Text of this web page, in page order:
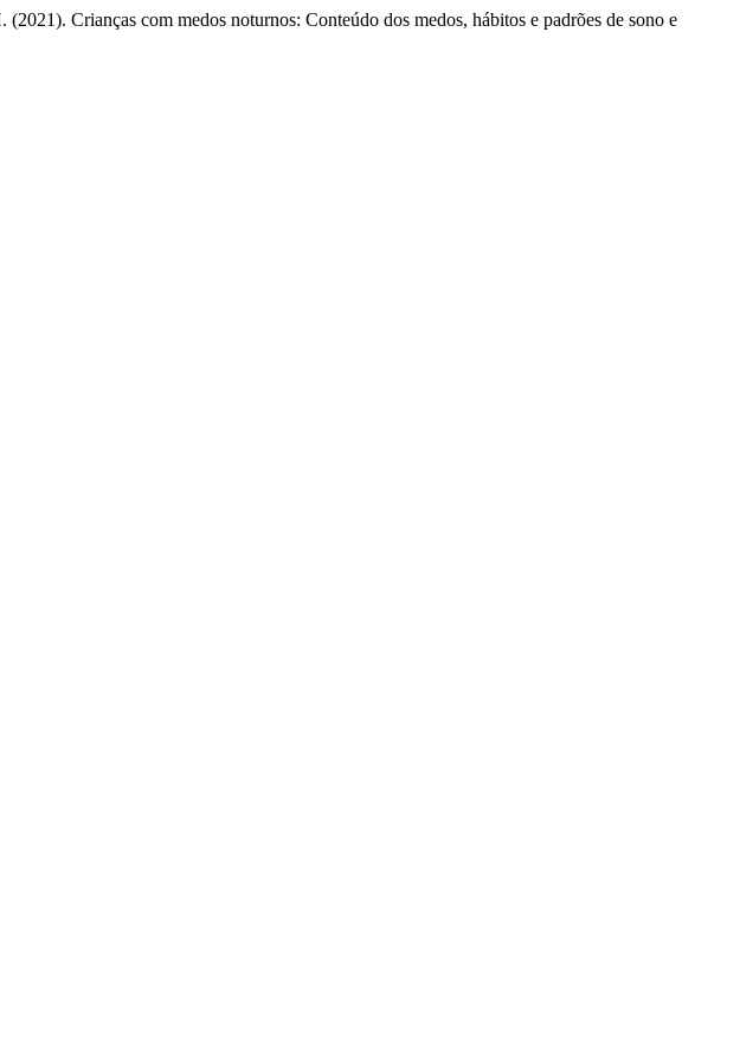
Crianças com medos noturnos: Conteúdo dos medos, hábitos e padrões de sono e